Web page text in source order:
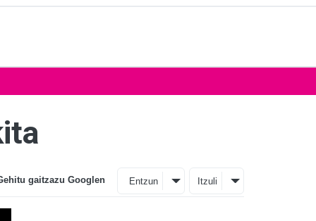
gaitzazu Googlen Entzun Itzuli